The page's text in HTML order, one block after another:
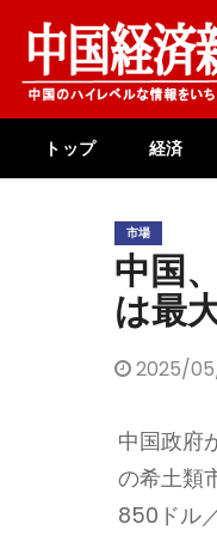
content
トップ 経済
市場
中国
は最
2025/
中国政府
の希土類
850ドル